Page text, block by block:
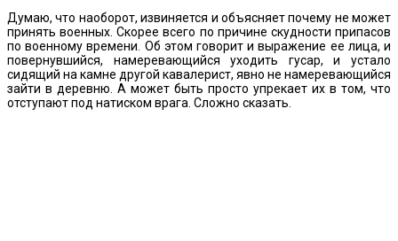
Думаю, что наоборот, извиняется и объясняет почему не может
принять военных. Скорее всего по причине скудности припасов
по военному времени. Об этом говорит и выражение ее лица, и
повернувшийся, намеревающийся уходить гусар, и устало
сидящий на камне другой кавалерист, явно не намеревающийся
зайти в деревню. А может быть просто упрекает их в том, что
отступают под натиском врага. Сложно сказать.